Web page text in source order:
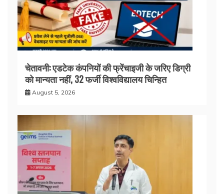
चेतावनी: एडटेक कंपनियों की फ्रेंचाइजी के जरिए डिग्री
को मान्यता नहीं, 32 फर्जी विश्वविद्यालय चिन्हित
August 5, 2026